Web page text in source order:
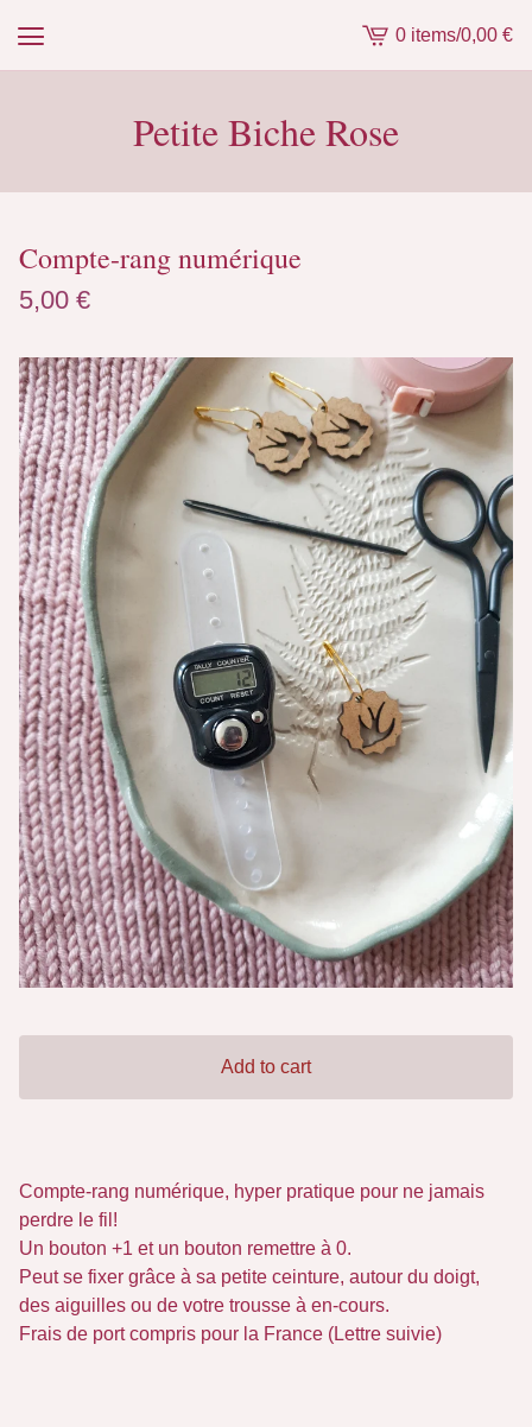
View
cart
0 items/0,00 €
Petite Biche Rose
Compte-rang numérique
5,00 €
Add to cart
Compte-rang numérique, hyper pratique pour ne jamais
perdre le fil!
Un bouton +1 et un bouton remettre à 0.
Peut se fixer grâce à sa petite ceinture, autour du doigt,
des aiguilles ou de votre trousse à en-cours.
Frais de port compris pour la France (Lettre suivie)